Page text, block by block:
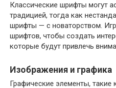
Классические шрифты могут
традицией, тогда как
шрифты — с новаторством.
шрифтов, чтобы создать
которые будут привлечь
Изображения и графика
Графические элементы, такие